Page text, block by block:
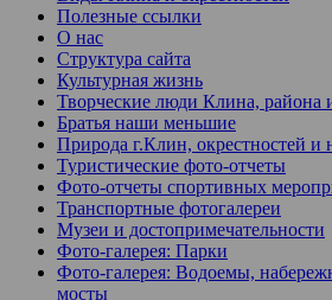
Полезные ссылки
О нас
Структура сайта
Культурная жизнь
Творческие люди Клина, района
Братья наши меньшие
Природа г.Клин, окрестностей и
Туристические фото-отчеты
Фото-отчеты спортивных
Транспортные фотогалереи
Музеи и достопримечательности
Фото-галерея: Парки
Фото-галерея: Водоемы,
мосты